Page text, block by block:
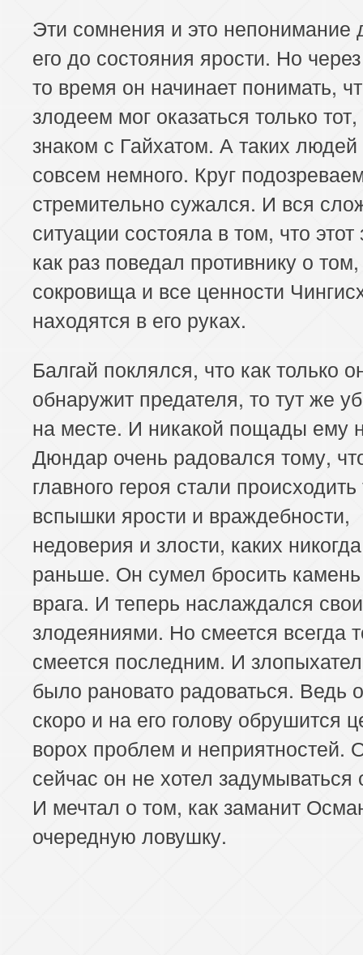
Эти сомнения и это непонимание
его до состояния ярости. Но
то время он начинает понимать,
злодеем мог оказаться только
знаком с Гайхатом. А таких
совсем немного. Круг
стремительно сужался. И вся
ситуации состояла в том, что этот
как раз поведал противнику о
сокровища и все ценности
находятся в его руках.
Балгай поклялся, что как только
обнаружит предателя, то тут же
на месте. И никакой пощады ему
Дюндар очень радовался тому,
главного героя стали происходить
вспышки ярости и враждебности,
недоверия и злости, каких
раньше. Он сумел бросить
врага. И теперь наслаждался
злодеяниями. Но смеется всегда
смеется последним. И
было рановато радоваться. Ведь
скоро и на его голову обрушится
ворох проблем и неприятностей.
сейчас он не хотел задумываться
И мечтал о том, как заманит
очередную ловушку.